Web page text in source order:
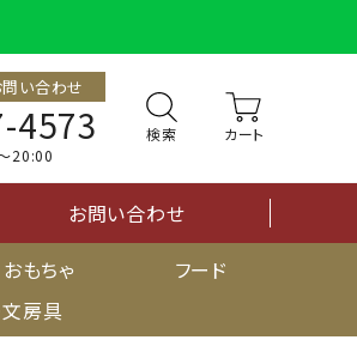
い合わせ
4573
20:00
検索
お問い合わせ
おもちゃ
フード
房具